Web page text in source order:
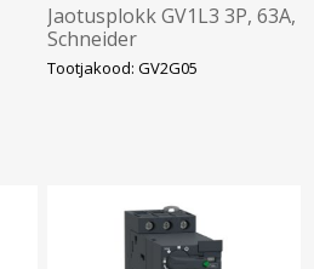
Jaotusplokk GV1L3 3P, 63A,
Schneider
Tootjakood: GV2G05